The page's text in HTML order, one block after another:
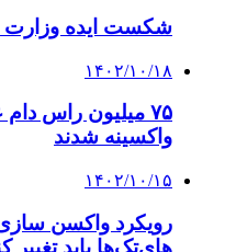
شکست ایده وزارت
۱۴۰۲/۱۰/۱۸
۷۵ میلیون راس
واکسینه شدند
۱۴۰۲/۱۰/۱۵
رویکرد واکسن
های‌تک‌ها باید تغییر